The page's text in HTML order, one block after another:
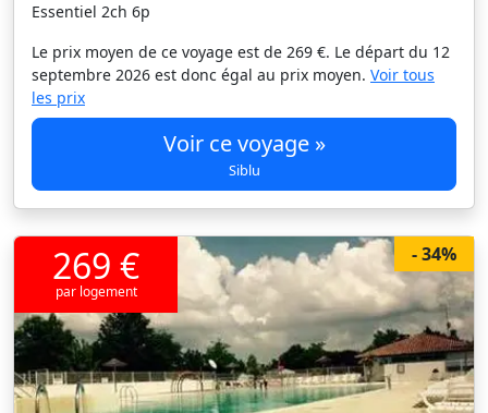
Essentiel 2ch 6p
Le prix moyen de ce voyage est de 269 €. Le départ du 12
septembre 2026 est donc égal au prix moyen. Voir tous
les prix
Voir ce voyage »
Siblu
- 34%
269 €
par logement